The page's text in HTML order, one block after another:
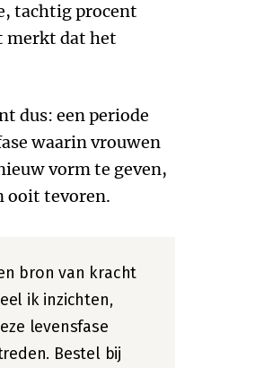
tachtig procent
merkt dat het
dus: een periode
waarin vrouwen
vorm te geven,
ooit tevoren.
bron van kracht
ik inzichten,
levensfase
Bestel bij